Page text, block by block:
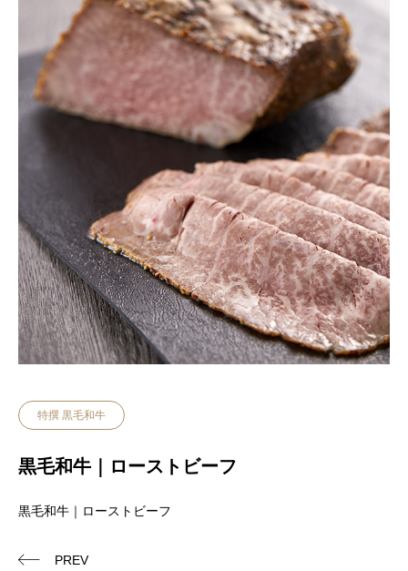
特撰 黒毛和牛
黒毛和牛｜ローストビーフ
黒毛和牛｜ローストビーフ
PREV